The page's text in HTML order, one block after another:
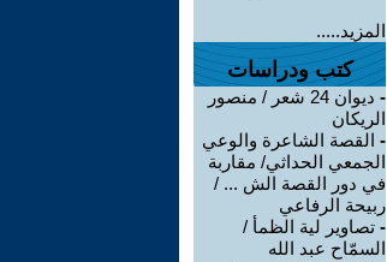
المزيد.....
كتب ودراسات
-
ديوان 24 شعر / منصور
الريكان
- القصة الشاعرة والوعي
الجمعي الحداثي/ مقاربة
في دور القصة الش ... /
ربيحة الرفاعي
- تصاوير لية الظمأ /
السمّاح عبد الله